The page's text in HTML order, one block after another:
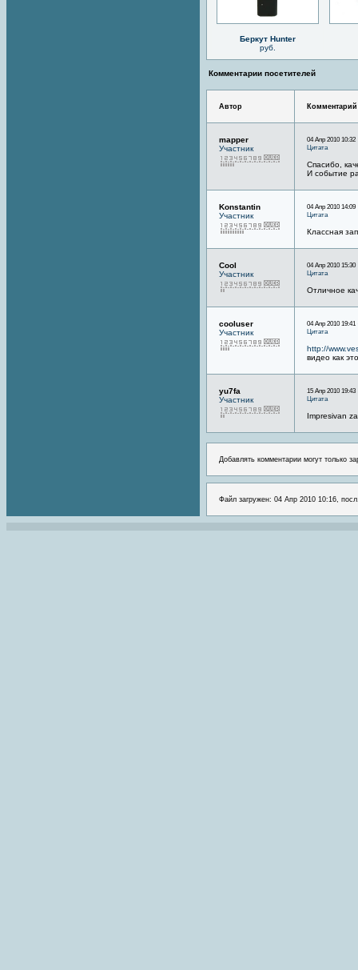
Беркут Hunter
руб.
Комментарии посетителей
Автор Комментарий
mapper
Участник
04 Апр 2010 10:32
Цитата
Спасибо,
И событие
Konstantin
Участник
04 Апр 2010 14:09
Цитата
Классная
Cool
Участник
04 Апр 2010 15:30
Цитата
Отличное
cooluser
Участник
04 Апр 2010 19:41
Цитата
http://
видео как
yu7fa
Участник
15 Апр 2010 19:43
Цитата
Impresivan
Добавлять комментарии могут только
Файл загружен: 04 Апр 2010 10:16,